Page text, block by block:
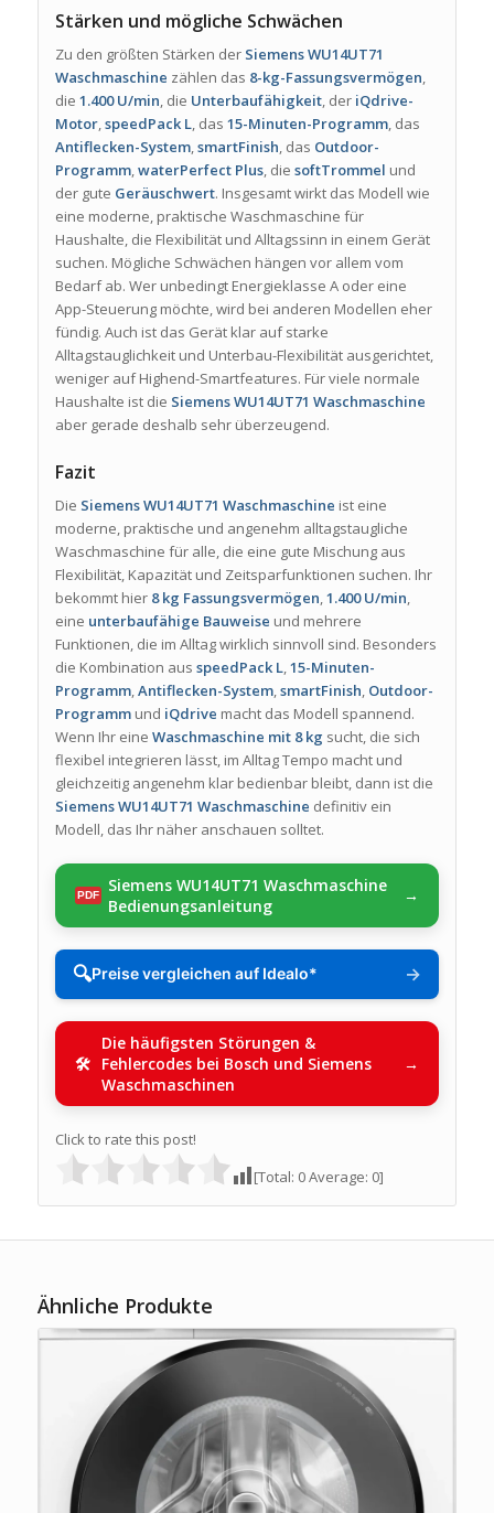
Stärken und mögliche Schwächen
Zu den größten Stärken der Siemens WU14UT71
Waschmaschine zählen das 8-kg-Fassungsvermögen,
die 1.400 U/min, die Unterbaufähigkeit, der iQdrive-
Motor,speedPack L, das 15-Minuten-Programm, das
Antiflecken-System,smartFinish, das Outdoor-
Programm,waterPerfect Plus, die softTrommel und
der gute Geräuschwert. Insgesamt wirkt das Modell wie
eine moderne, praktische Waschmaschine für
Haushalte, die Flexibilität und Alltagssinn in einem Gerät
suchen. Mögliche Schwächen hängen vor allem vom
Bedarf ab. Wer unbedingt Energieklasse A oder eine
App-Steuerung möchte, wird bei anderen Modellen eher
fündig. Auch ist das Gerät klar auf starke
Alltagstauglichkeit und Unterbau-Flexibilität ausgerichtet,
weniger auf Highend-Smartfeatures. Für viele normale
Haushalte ist die Siemens WU14UT71 Waschmaschine
aber gerade deshalb sehr überzeugend.
Fazit
Die Siemens WU14UT71 Waschmaschine ist eine
moderne, praktische und angenehm alltagstaugliche
Waschmaschine für alle, die eine gute Mischung aus
Flexibilität, Kapazität und Zeitsparfunktionen suchen. Ihr
bekommt hier 8 kg Fassungsvermögen,1.400 U/min,
eine unterbaufähige Bauweise und mehrere
Funktionen, die im Alltag wirklich sinnvoll sind. Besonders
die Kombination aus speedPack L,15-Minuten-
Programm,Antiflecken-System,smartFinish, Outdoor-
Programmund iQdrive macht das Modell spannend.
Wenn Ihr eine Waschmaschine mit 8 kg sucht, die sich
flexibel integrieren lässt, im Alltag Tempo macht und
gleichzeitig angenehm klar bedienbar bleibt, dann ist die
Siemens WU14UT71 Waschmaschine definitiv ein
Modell, das Ihr näher anschauen solltet.
Siemens WU14UT71 Waschmaschine
Bedienungsanleitung
🔍Preise vergleichen auf Idealo* →
Die häufigsten Störungen &
Fehlercodes bei Bosch und Siemens
Waschmaschinen
Click to rate this post!
[Total: 0Average: 0]
Ähnliche Produkte